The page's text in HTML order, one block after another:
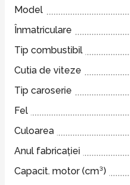
Model
Înmatriculare
Tip combustibil
Cutia de viteze
Tip caroserie
Fel
Culoarea
Anul fabricației
Capacit. motor (cm³)